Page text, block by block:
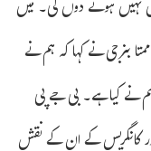
ہونے دوں گی۔ میں
بنرجی نے کہا کہ ہم نے
نے کیا ہے۔ بی جے پی